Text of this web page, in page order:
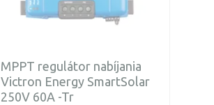
MPPT regulátor nabíjania
Victron Energy SmartSolar
250V 60A -Tr